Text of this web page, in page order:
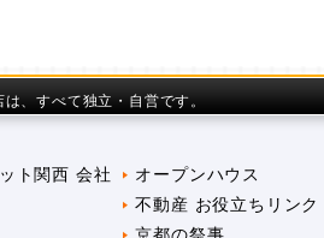
、すべて独立・自営です。
ト関西 会社
オープンハウス
不動産 お役立ちリンク